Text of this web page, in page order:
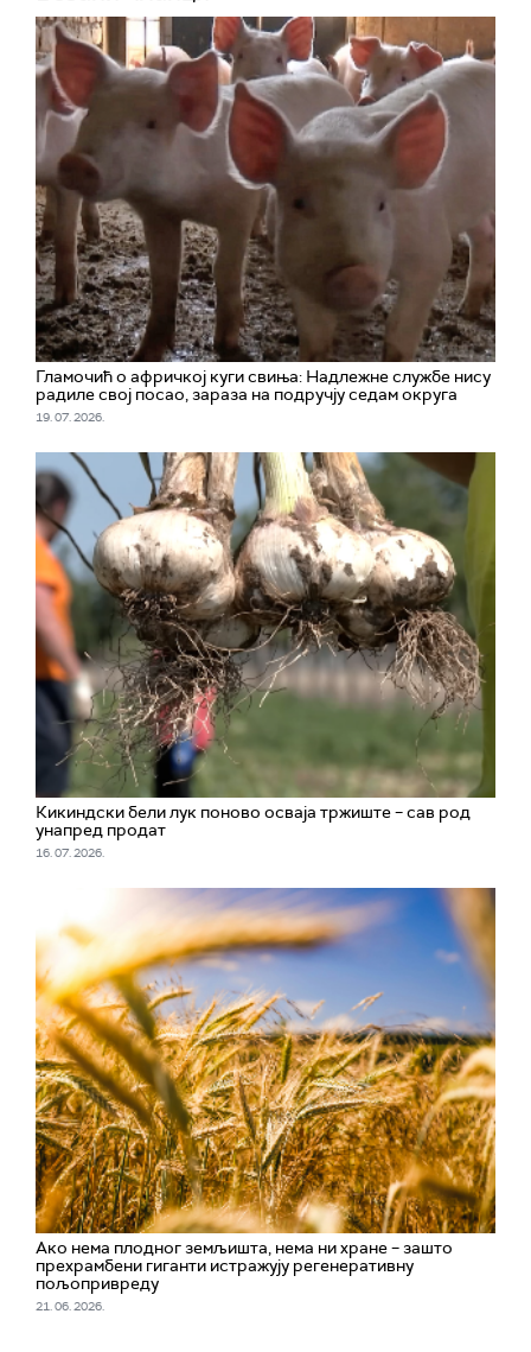
Гламочић о афричкој куги свиња: Надлежне службе нису
радиле свој посао, зараза на подручју седам округа
19. 07. 2026.
Кикиндски бели лук поново осваја тржиште – сав род
унапред продат
16. 07. 2026.
Ако нема плодног земљишта, нема ни хране – зашто
прехрамбени гиганти истражују регенеративну
пољопривреду
21. 06. 2026.